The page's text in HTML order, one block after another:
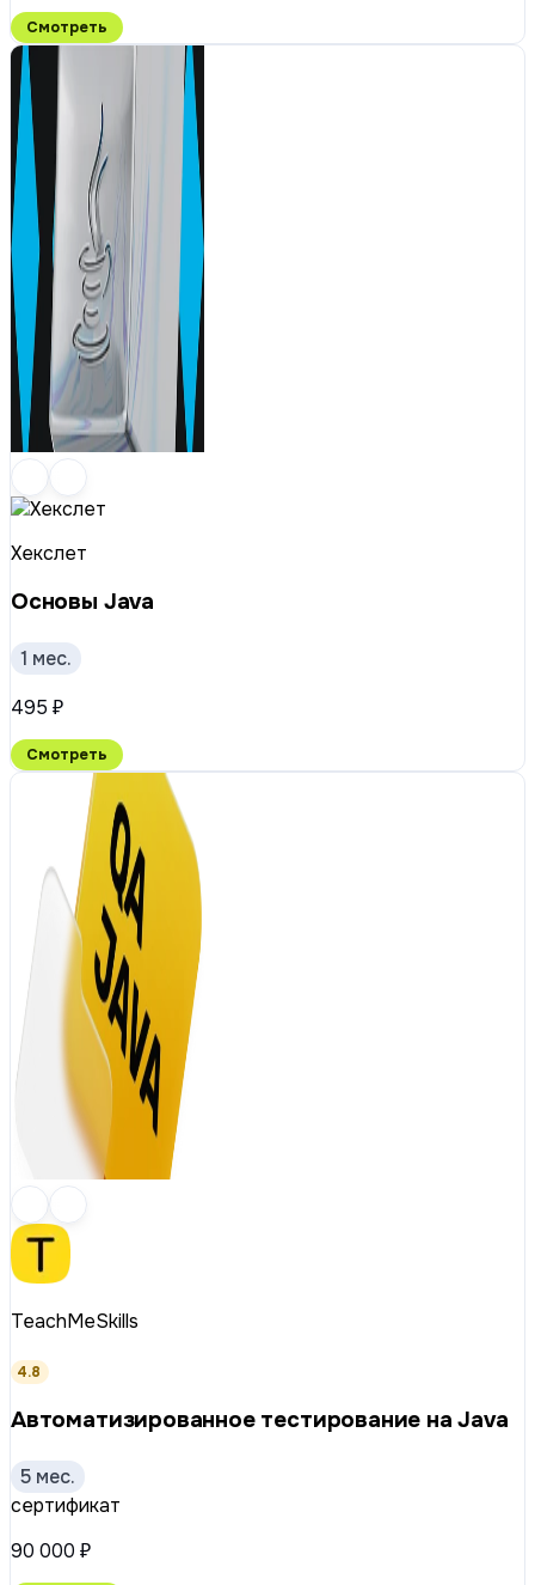
Смотреть
Хекслет
Основы Java
1 мес.
495 ₽
Смотреть
TeachMeSkills
4.8
Автоматизированное тестирование на Java
5 мес.
сертификат
90 000 ₽